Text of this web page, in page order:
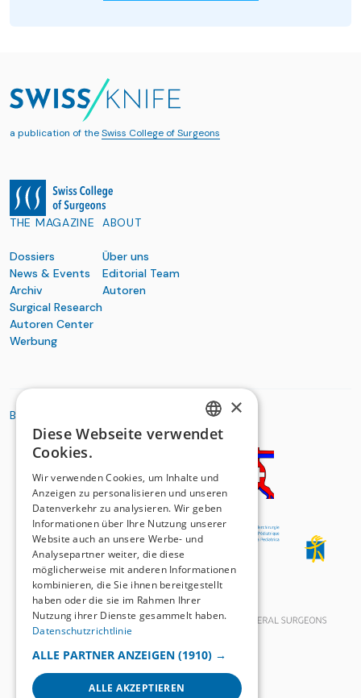
a publication of theSwiss College of Surgeons
THE MAGAZINE
Dossiers
News & Events
Archiv
Surgical Research
Autoren Center
Werbung
ABOUT
Über uns
Editorial Team
Autoren
BASIC ORGANIZATIONS
GERMAN
×
Diese Webseite verwendet
Cookies.
Wir verwenden Cookies, um Inhalte und
Anzeigen zu personalisieren und unseren
Datenverkehr zu analysieren. Wir geben
Informationen über Ihre Nutzung unserer
Website auch an unsere Werbe- und
Analysepartner weiter, die diese
möglicherweise mit anderen Informationen
kombinieren, die Sie ihnen bereitgestellt
haben oder die sie im Rahmen Ihrer
Nutzung ihrer Dienste gesammelt haben.
Datenschutzrichtlinie
ALLE PARTNER ANZEIGEN (1910) →
ALLE AKZEPTIEREN